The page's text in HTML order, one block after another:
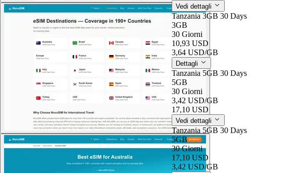
Vedi dettagli
Tanzania 3GB 30 Days
3GB
30 Giorni
10,93 USD
3,64 USD/GB
Dettagli
Tanzania 5GB 30 Days
5GB
30 Giorni
3,42 USD/GB
17,10 USD
Vedi dettagli
Tanzania 5GB 30 Days
5GB
30 Giorni
17,10 USD
3,42 USD/GB